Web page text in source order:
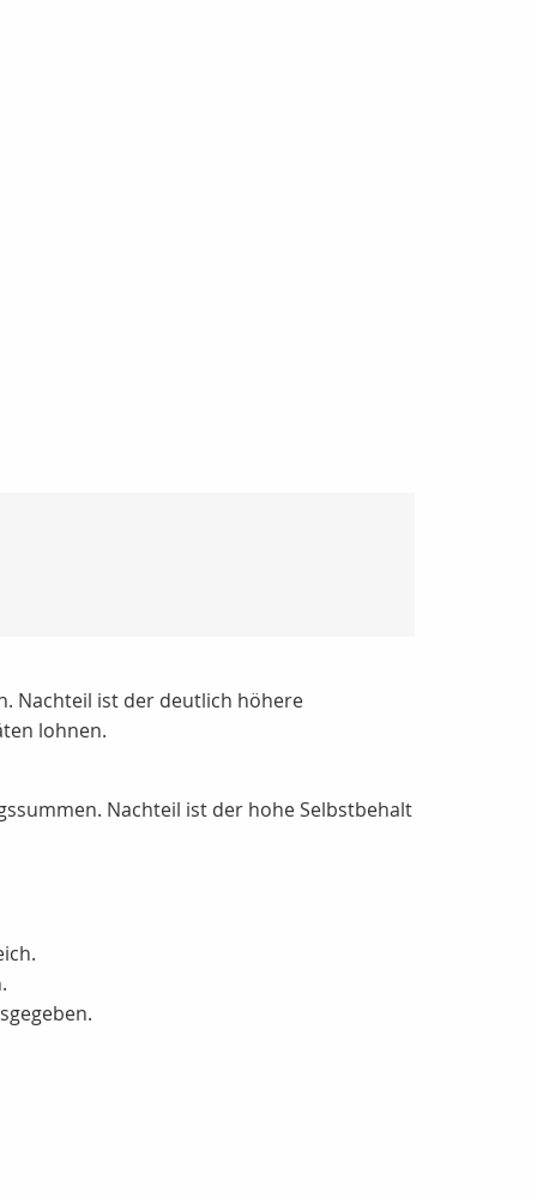
Nachteil ist der deutlich höhere
lohnen.
Nachteil ist der hohe Selbstbehalt